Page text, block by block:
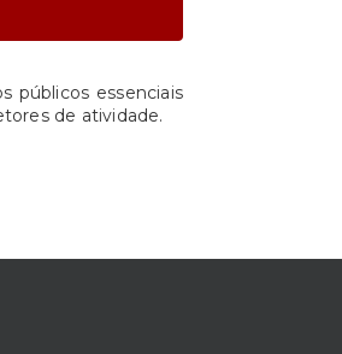
públicos essenciais
de atividade.